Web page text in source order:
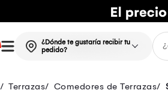
¿Dónde te gustaría recibir tu
pedido?
Terrazas Comedores de Terrazas